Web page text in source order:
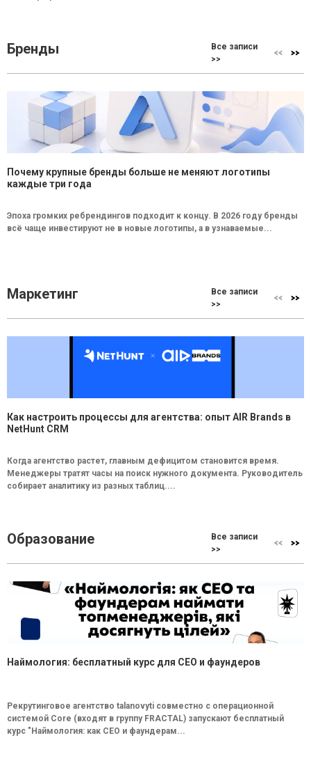
Бренды
Все записи
>>
Почему крупные бренды больше не меняют логотипы
каждые три года
Эпоха громких ребрендингов подходит к концу. В 2026 году бренды
всё чаще инвестируют не в новые логотипы, а в узнаваемые...
Маркетинг
Все записи
>>
Как настроить процессы для агентства: опыт AIR Brands в
NetHunt CRM
Когда агентство растет, главным дефицитом становится время.
Менеджеры тратят часы на поиск нужного документа. Руководитель
собирает аналитику из разных таблиц....
Образование
Все записи
>>
Наймология: бесплатный курс для CEO и фаундеров
Рекрутинговое агентство talanovyti совместно с операционной
системой Core (входят в группу FRACTAL) запускают бесплатный
курс "Наймология: как СEO и фаундерам...